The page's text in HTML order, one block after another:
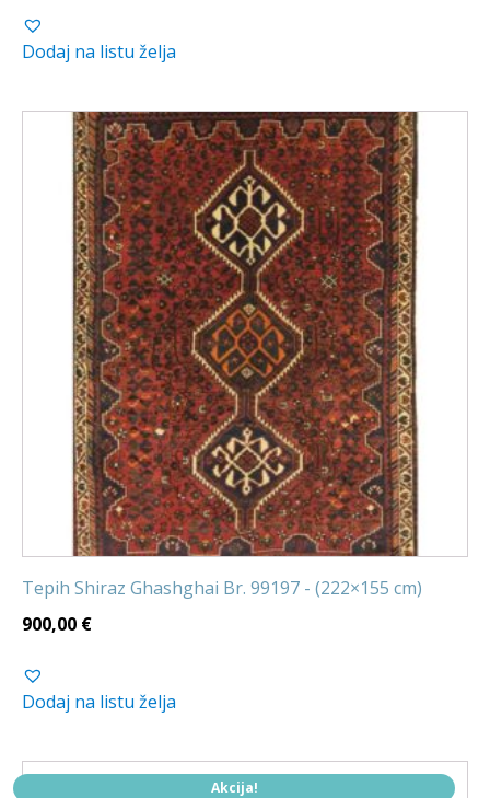
Dodaj na listu želja
Tepih Shiraz Ghashghai Br. 99197 - (222×155 cm)
900,00 €
Dodaj na listu želja
Akcija!